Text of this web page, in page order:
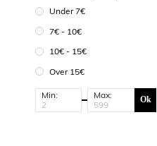
Under 7€
7€ - 10€
10€ - 15€
Over 15€
Min: Max: Ok